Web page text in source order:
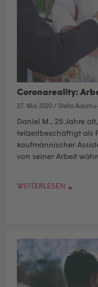
Coronareality:
27. Mai 2020 / Stella
Daniel M., 25 Jahre
teilzeitbeschäftigt als
kaufmännischer
von seiner Arbeit
WEITERLESEN